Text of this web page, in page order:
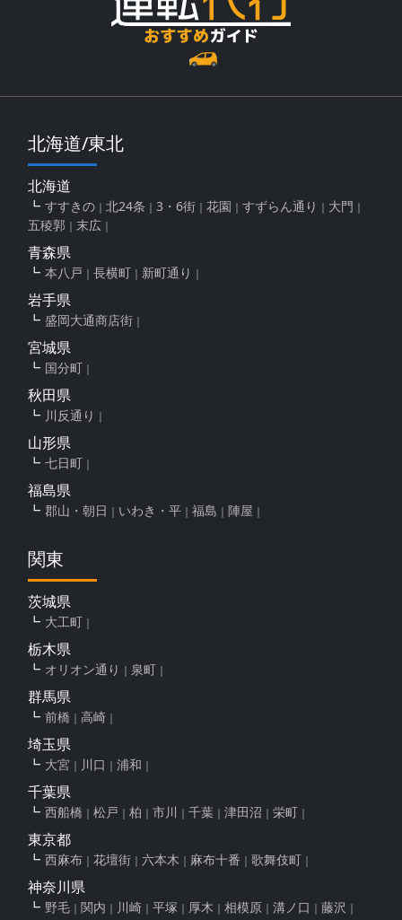
北海道/東北
北海道
すすきの 北24条 3・6街 花園 すずらん通り
大門
五稜郭
末広
青森県
本八戸 長横町 新町通り
岩手県
盛岡大通商店街
宮城県
国分町
秋田県
川反通り
山形県
七日町
福島県
郡山・朝日 いわき・平 福島 陣屋
関東
茨城県
大工町
栃木県
オリオン通り 泉町
群馬県
前橋 高崎
埼玉県
大宮 川口 浦和
千葉県
西船橋 松戸 柏 市川 千葉 津田沼 栄町
東京都
西麻布 花壇街 六本木 麻布十番 歌舞伎町
神奈川県
野毛 関内 川崎 平塚 厚木 相模原 溝ノ口 藤沢